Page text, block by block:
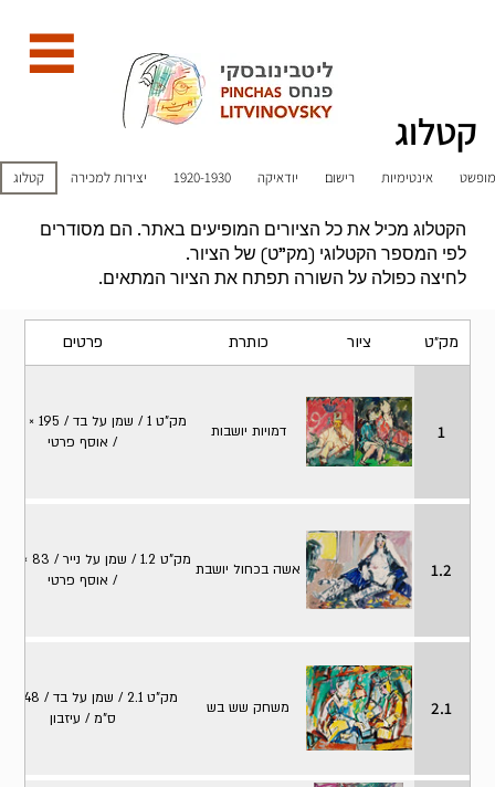
קטלוג
מופשט אינטימיות רישום יודאיקה 1920-1930 יצירות למכירה קטלוג
הקטלוג מכיל את כל הציורים המופיעים באתר. הם מסודרים
לפי המספר הקטלוגי (מק"ט) של הציור.
לחיצה כפולה על השורה תפתח את הציור המתאים.
מק״ט ציור כותרת פרטים
1 דמויות יושבות
/ אוסף פרטי
1.2 אשה בכחול יושבת
/ אוסף פרטי
2.1 משחק שש בש
ס"מ / עיזבון